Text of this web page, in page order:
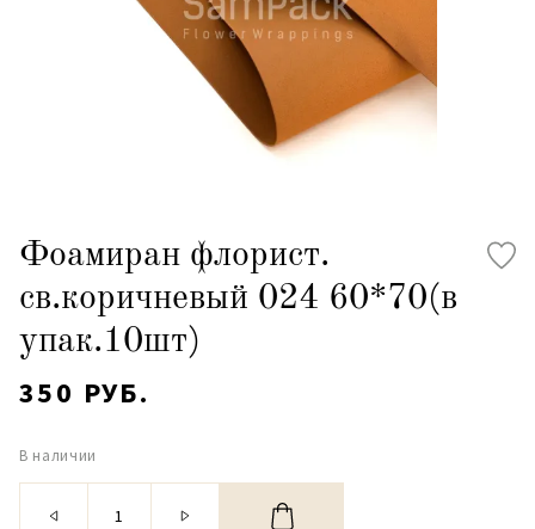
Фоамиран флорист.
св.коричневый 024 60*70(в
упак.10шт)
350 РУБ.
В наличии